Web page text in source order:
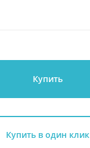
Купить
Купить в один клик